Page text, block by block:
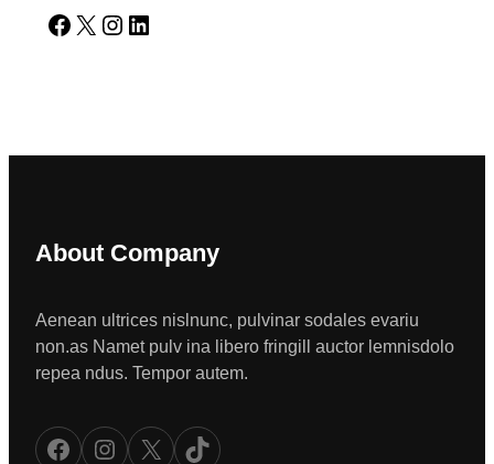
Facebook X Instagram LinkedIn
About Company
Aenean ultrices nislnunc, pulvinar sodales evariu
non.as Namet pulv ina libero fringill auctor lemnisdolo
repea ndus. Tempor autem.
Facebook Instagram X TikTok